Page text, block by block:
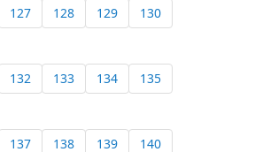
127 128 129 130
132 133 134 135
137 138 139 140